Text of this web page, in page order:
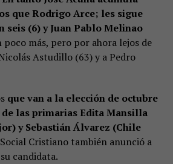
que Rodrigo Arce; les sigue
seis (6) y Juan Pablo Melinao
poco más, pero por ahora lejos de
Astudillo (63) y a Pedro
que van a la elección de octubre
las primarias Edita Mansilla
y Sebastián Álvarez (Chile
Cristiano también anunció a
candidata.